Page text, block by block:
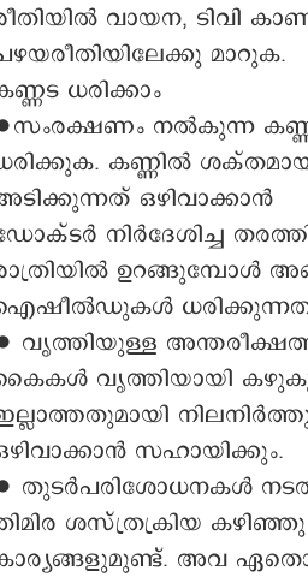
വായന, ടിവി
മാറുക.
ധരിക്കാം
നൽകുന്ന
കണ്ണിൽ
ഒഴിവാക്കാൻ
നിർദേശിച്ച
ഉറങ്ങുമ്പോൾ
വൃത്തിയുള്ള
വൃത്തിയായി
സഹായിക്കും.
തുടർപരിശോധനകൾ
ശസ്ത്രക്രിയ
അവ